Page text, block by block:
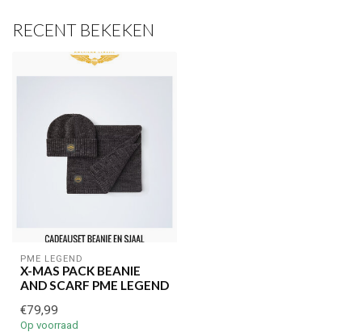
RECENT BEKEKEN
PME LEGEND
X-MAS PACK BEANIE
AND SCARF PME LEGEND
€79,99
Op voorraad